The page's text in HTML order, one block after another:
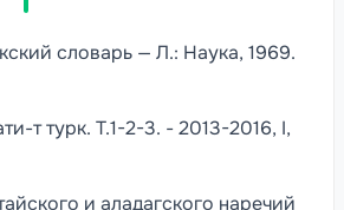
словарь — Л.: Наука, 1969.
т турк. Т.1-2-3. - 2013-2016, I,
и аладагского наречий